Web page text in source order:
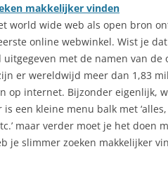
makkelijker vinden
world wide web als open bron
online webwinkel. Wist je
uitgegeven met de namen van de
er wereldwijd meer dan 1,83
op internet. Bijzonder eigenlijk,
een kleine menu balk met
maar verder moet je het doen
je slimmer zoeken makkelijker